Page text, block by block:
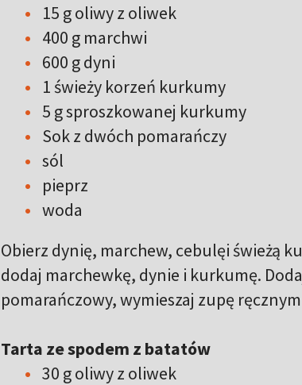
15 g oliwy z oliwek
400 g marchwi
600 g dyni
1 świeży korzeń kurkumy
5 g sproszkowanej kurkumy
Sok z dwóch pomarańczy
sól
pieprz
woda
Obierz dynię, marchew, cebulęi świeżą
dodaj marchewkę, dynie i kurkumę.
pomarańczowy, wymieszaj zupę
Tarta ze spodem z batatów
30 g oliwy z oliwek